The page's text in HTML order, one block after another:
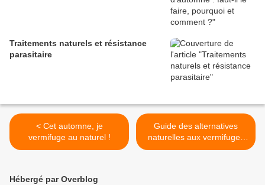
Traitements naturels et résistance
parasitaire
< Cet automne, je
vermifuge au naturel !
Guide des alternatives
naturelles aux vermifuges
pour les chevaux >
Hébergé par Overblog